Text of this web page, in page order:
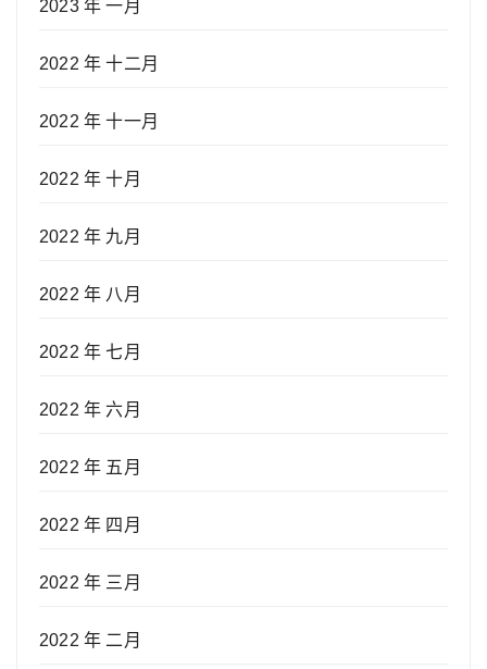
2023 年 一月
2022 年 十二月
2022 年 十一月
2022 年 十月
2022 年 九月
2022 年 八月
2022 年 七月
2022 年 六月
2022 年 五月
2022 年 四月
2022 年 三月
2022 年 二月